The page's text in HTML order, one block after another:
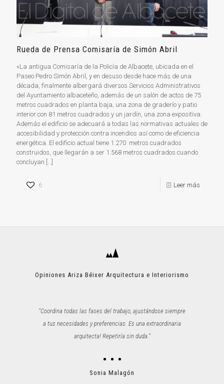
Rueda de Prensa Comisaría de Simón Abril
«La antigua Comisaría de la Policía de Albacete, ubicada en el
Paseo Pedro Simón Abril, y en desuso desde hace más de una
década, finalmente albergará diversos Servicios Administrativos
del Ayuntamiento albaceteño, además de un salón de actos de 75
metros cuadrados en planta baja, una zona de graderío y patio
interior con 81 metros cuadrados y un jardín, una zona expositiva.
Además el edificio se adecuará a todas las normativas actuales de
accesibilidad y protección contra incendios así como de eficiencia
energética. El edificio actual tiene 1.270 metros cuadrados
construidos, que llegarán a ser 1.568 metros cuadrados cuando
concluyan […]
6 Leer más
Opiniones Ariza Béixer Arquitectura e Interiorismo
"Coordina todas las fases del trabajo, ajustándose siempre
a tus necesidades y preferencias. Es una extraordinaria
arquitecta! Repetiría sin duda."
Sonia Malagón